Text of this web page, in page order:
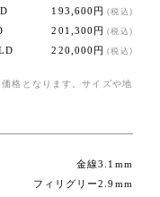
193,600円 (税込)
201,300円 (税込)
220,000円 (税込)
格となります。サイズや地
金線3.1mm
フィリグリー2.9mm